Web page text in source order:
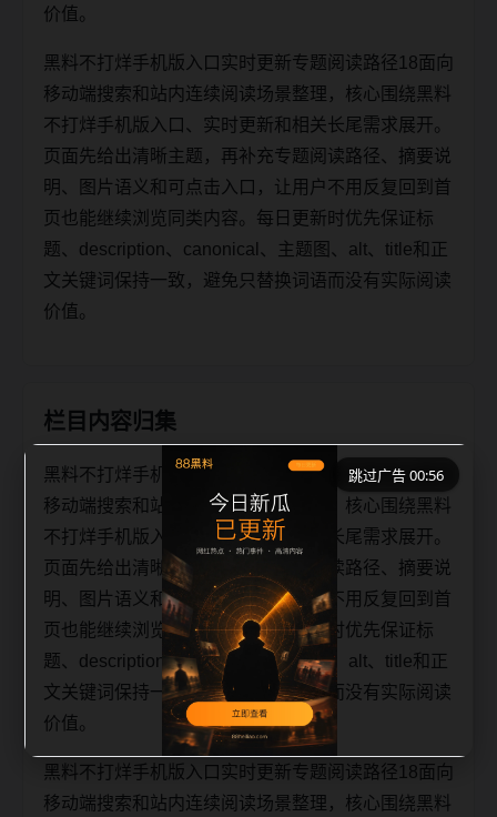
价值。
黑料不打烊手机版入口实时更新专题阅读路径18面向
移动端搜索和站内连续阅读场景整理，核心围绕黑料
不打烊手机版入口、实时更新和相关长尾需求展开。
页面先给出清晰主题，再补充专题阅读路径、摘要说
明、图片语义和可点击入口，让用户不用反复回到首
页也能继续浏览同类内容。每日更新时优先保证标
题、description、canonical、主题图、alt、title和正
文关键词保持一致，避免只替换词语而没有实际阅读
价值。
栏目内容归集
黑料不打烊手机版入口实时更新专题阅读路径18面向
移动端搜索和站内连续阅读场景整理，核心围绕黑料
不打烊手机版入口、实时更新和相关长尾需求展开。
页面先给出清晰主题，再补充专题阅读路径、摘要说
明、图片语义和可点击入口，让用户不用反复回到首
页也能继续浏览同类内容。每日更新时优先保证标
题、description、canonical、主题图、alt、title和正
文关键词保持一致，避免只替换词语而没有实际阅读
价值。
黑料不打烊手机版入口实时更新专题阅读路径18面向
移动端搜索和站内连续阅读场景整理，核心围绕黑料
跳过广告 00:56